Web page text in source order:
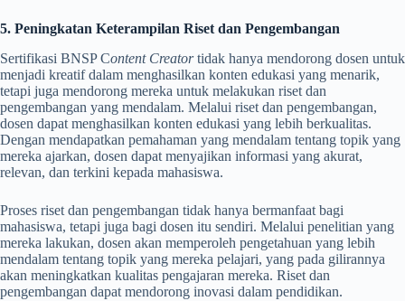
5. Peningkatan Keterampilan Riset dan Pengembangan
Sertifikasi BNSP Content Creatortidak hanya mendorong dosen untuk
menjadi kreatif dalam menghasilkan konten edukasi yang menarik,
tetapi juga mendorong mereka untuk melakukan riset dan
pengembangan yang mendalam. Melalui riset dan pengembangan,
dosen dapat menghasilkan konten edukasi yang lebih berkualitas.
Dengan mendapatkan pemahaman yang mendalam tentang topik yang
mereka ajarkan, dosen dapat menyajikan informasi yang akurat,
relevan, dan terkini kepada mahasiswa.
Proses riset dan pengembangan tidak hanya bermanfaat bagi
mahasiswa, tetapi juga bagi dosen itu sendiri. Melalui penelitian yang
mereka lakukan, dosen akan memperoleh pengetahuan yang lebih
mendalam tentang topik yang mereka pelajari, yang pada gilirannya
akan meningkatkan kualitas pengajaran mereka. Riset dan
pengembangan dapat mendorong inovasi dalam pendidikan.